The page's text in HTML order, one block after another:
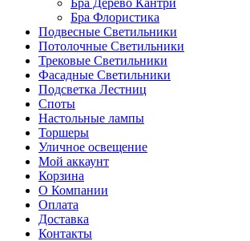
Бра Дерево Кантри
Бра Флористика
Подвесные Светильники
Потолочные Светильники
Трековые Светильники
Фасадные Светильники
Подсветка Лестниц
Споты
Настольные лампы
Торшеры
Уличное освещение
Мой аккаунт
Корзина
О Компании
Оплата
Доставка
Контакты